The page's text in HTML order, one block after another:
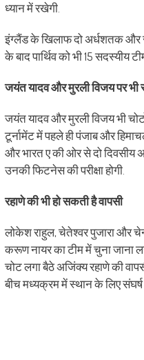
ध्यान में रखेगी.
इंग्लैंड के खिलाफ दो अर्धशतक और
के बाद पार्थिव को भी 15 सदस्यीय
जयंत यादव और मुरली विजय पर भी
जयंत यादव और मुरली विजय भी
टूर्नामेंट में पहले ही पंजाब और
और भारत ए की ओर से दो दिवसीय
उनकी फिटनेस की परीक्षा होगी.
रहाणे की भी हो सकती है वापसी
लोकेश राहुल, चेतेश्वर पुजारा और
करूण नायर का टीम में चुना
चोट लगा बैठे अजिंक्य रहाणे की
बीच मध्यक्रम में स्थान के लिए संघर्ष